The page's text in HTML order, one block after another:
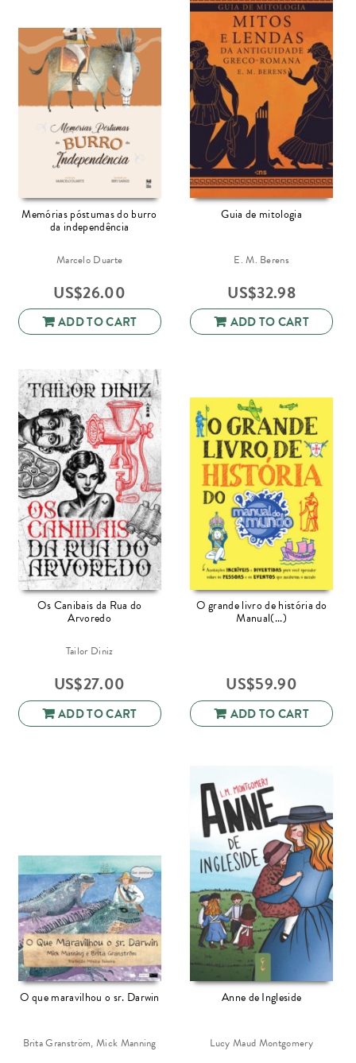
Memórias póstumas do burro
da independência
Marcelo Duarte
US$26.00
ADD TO CART
Guia de mitologia
E. M. Berens
US$32.98
ADD TO CART
Os Canibais da Rua do
Arvoredo
Tailor Diniz
US$27.00
ADD TO CART
O grande livro de história do
Manual(...)
US$59.90
ADD TO CART
O que maravilhou o sr. Darwin
Brita Granström, Mick Manning
Anne de Ingleside
Lucy Maud Montgomery